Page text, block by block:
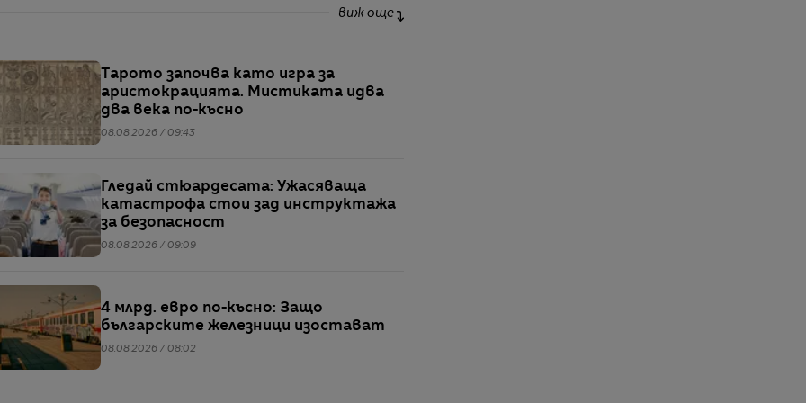
виж още
Тарото започва като игра за
аристокрацията. Мистиката идва
два века по-късно
08.08.2026 / 09:43
Гледай стюардесата: Ужасяваща
катастрофа стои зад инструктажа
за безопасност
08.08.2026 / 09:09
4 млрд. евро по-късно: Защо
българските железници изостават
08.08.2026 / 08:02